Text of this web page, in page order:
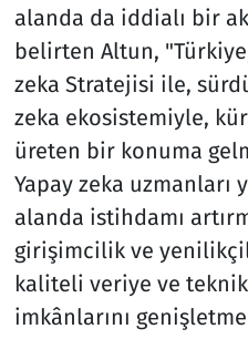
alanda da iddialı bir
belirten Altun,
zeka Stratejisi ile,
zeka ekosistemiyle,
üreten bir konuma
Yapay zeka uzmanları
alanda istihdamı
girişimcilik ve
kaliteli veriye ve
imkânlarını